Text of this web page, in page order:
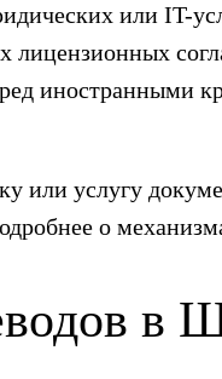
или IT-
лицензионных
иностранными
или услугу
о
в